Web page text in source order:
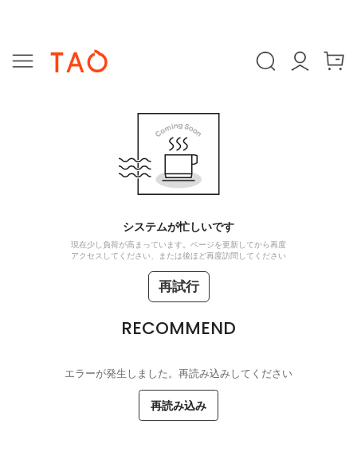
システムが忙しいです
現在少し負荷が高まっています。ページを更新してから再度
アクセスしてください、または後ほど再度訪問してください
再試行
RECOMMEND
エラーが発生しました。再読み込みしてください
再読み込み